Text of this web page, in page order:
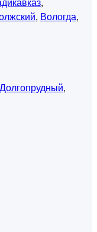
, Вологда,
Долгопрудный,